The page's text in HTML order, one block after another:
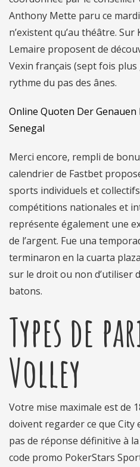
Anthony Mette paru ce
n’existent qu’au théâtre. Sur
Lemaire proposent de
Vexin français (sept fois
rythme du pas des ânes.
Online Quoten Der Genauen
Senegal
Merci encore, rempli de
calendrier de Fastbet
sports individuels et
compétitions nationales et
représente également une
de l’argent. Fue una
terminaron en la cuarta
sur le droit ou non d’utiliser
batons.
Types de
Volley
Votre mise maximale est de
doivent regarder ce que City
pas de réponse définitive à
code promo PokerStars